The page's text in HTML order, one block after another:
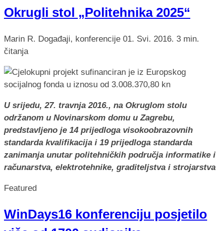
Okrugli stol „Politehnika 2025“
Marin R. Događaji, konferencije 01. Svi. 2016. 3 min.
čitanja
U srijedu, 27. travnja 2016., na Okruglom stolu
održanom u Novinarskom domu u Zagrebu,
predstavljeno je 14 prijedloga visokoobrazovnih
standarda kvalifikacija i 19 prijedloga standarda
zanimanja unutar politehničkih područja informatike i
računarstva, elektrotehnike, graditeljstva i strojarstva
Featured
WinDays16 konferenciju posjetilo